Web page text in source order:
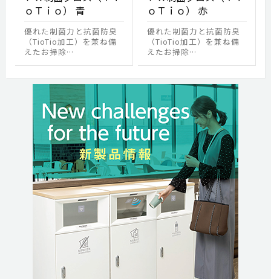
ｏＴｉｏ） 青
優れた制菌力と抗菌防臭
（TioTio加工）を兼ね備
えたお掃除…
ｏＴｉｏ） 赤
優れた制菌力と抗菌防臭
（TioTio加工）を兼ね備
えたお掃除…